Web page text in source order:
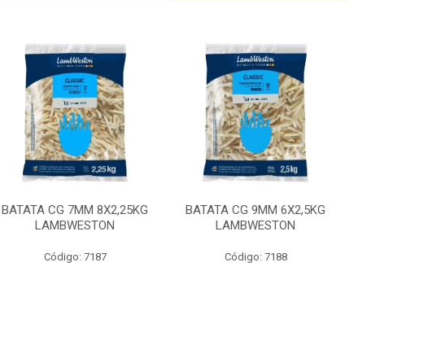
BATATA CG 7MM 8X2,25KG
LAMBWESTON
Código: 7187
BATATA CG 9MM 6X2,5KG
LAMBWESTON
Código: 7188